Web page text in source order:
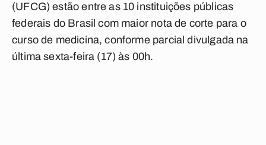
(UFCG) estão entre as 10 instituições públicas
federais do Brasil com maior nota de corte para o
curso de medicina, conforme parcial divulgada na
última sexta-feira (17) às 00h.